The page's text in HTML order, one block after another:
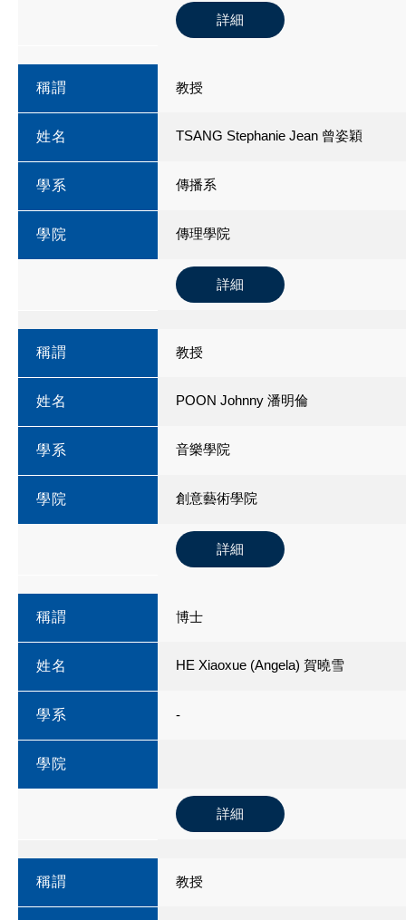
詳細
稱謂 教授
姓名 TSANG Stephanie Jean 曾姿穎
學系 傳播系
學院 傳理學院
詳細
稱謂 教授
姓名 POON Johnny 潘明倫
學系 音樂學院
學院 創意藝術學院
詳細
稱謂 博士
姓名 HE Xiaoxue (Angela) 賀曉雪
學系 -
學院
詳細
稱謂 教授